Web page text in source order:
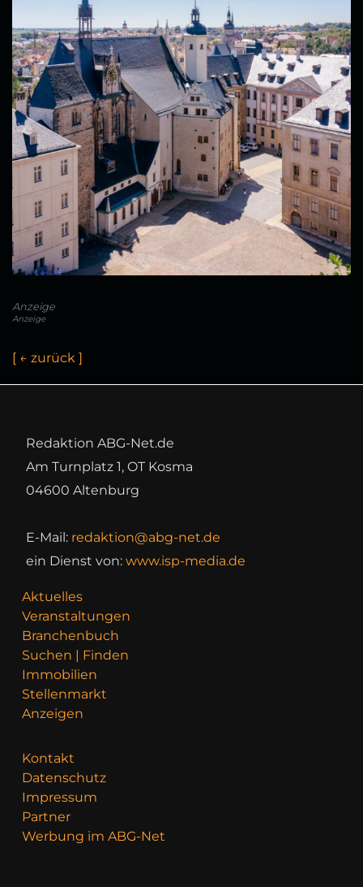
Anzeige
Anzeige
[ ← zurück ]
Redaktion ABG-Net.de
Am Turnplatz 1, OT Kosma
04600 Altenburg
E-Mail: redaktion@abg-net.de
ein Dienst von: www.isp-media.de
Aktuelles
Veranstaltungen
Branchenbuch
Suchen | Finden
Immobilien
Stellenmarkt
Anzeigen
Kontakt
Datenschutz
Impressum
Partner
Werbung im ABG-Net